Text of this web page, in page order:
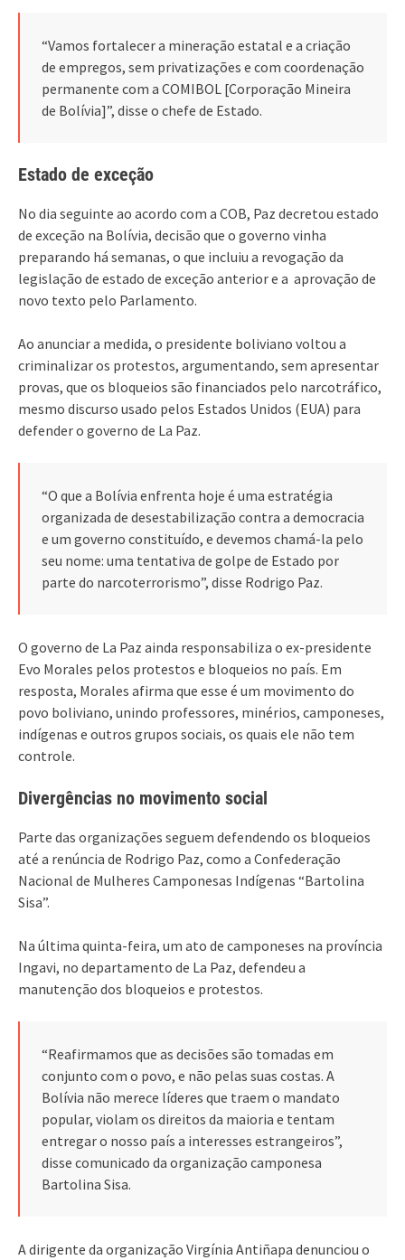
“Vamos fortalecer a mineração estatal e a criação
de empregos, sem privatizações e com coordenação
permanente com a COMIBOL [Corporação Mineira
de Bolívia]”, disse o chefe de Estado.
Estado de exceção
No dia seguinte ao acordo com a COB, Paz decretou estado
de exceção na Bolívia, decisão que o governo vinha
preparando há semanas, o que incluiu a revogação da
legislação de estado de exceção anterior e a aprovação de
novo texto pelo Parlamento.
Ao anunciar a medida, o presidente boliviano voltou a
criminalizar os protestos, argumentando, sem apresentar
provas, que os bloqueios são financiados pelo narcotráfico,
mesmo discurso usado pelos Estados Unidos (EUA) para
defender o governo de La Paz.
“O que a Bolívia enfrenta hoje é uma estratégia
organizada de desestabilização contra a democracia
e um governo constituído, e devemos chamá-la pelo
seu nome: uma tentativa de golpe de Estado por
parte do narcoterrorismo”, disse Rodrigo Paz.
O governo de La Paz ainda responsabiliza o ex-presidente
Evo Morales pelos protestos e bloqueios no país. Em
resposta, Morales afirma que esse é um movimento do
povo boliviano, unindo professores, minérios, camponeses,
indígenas e outros grupos sociais, os quais ele não tem
controle.
Divergências no movimento social
Parte das organizações seguem defendendo os bloqueios
até a renúncia de Rodrigo Paz, como a Confederação
Nacional de Mulheres Camponesas Indígenas “Bartolina
Sisa”.
Na última quinta-feira, um ato de camponeses na província
Ingavi, no departamento de La Paz, defendeu a
manutenção dos bloqueios e protestos.
“Reafirmamos que as decisões são tomadas em
conjunto com o povo, e não pelas suas costas. A
Bolívia não merece líderes que traem o mandato
popular, violam os direitos da maioria e tentam
entregar o nosso país a interesses estrangeiros”,
disse comunicado da organização camponesa
Bartolina Sisa.
A dirigente da organização Virgínia Antiñapa denunciou o